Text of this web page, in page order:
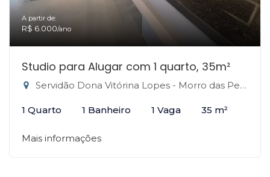
A partir de:
R$ 6.000/ano
Studio para Alugar com 1 quarto, 35m²
Servidão Dona Vitórina Lopes - Morro das Pedras, Florianópolis-SC
1 Quarto 1 Banheiro 1 Vaga 35 m²
Mais informações